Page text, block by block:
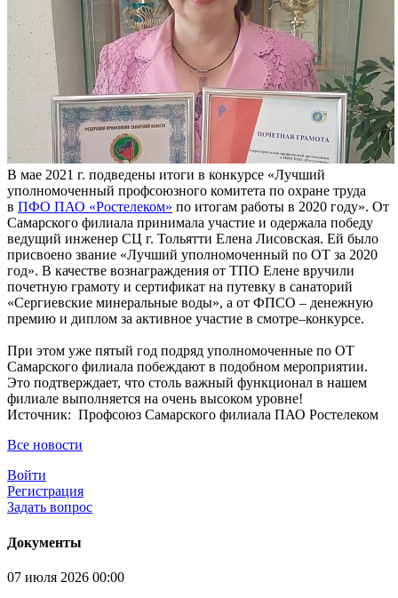
В мае 2021 г. подведены итоги в конкурсе «Лучший
уполномоченный профсоюзного комитета по охране труда
в ПФО ПАО «Ростелеком» по итогам работы в 2020 году». От
Самарского филиала принимала участие и одержала победу
ведущий инженер СЦ г. Тольятти Елена Лисовская. Ей было
присвоено звание «Лучший уполномоченный по ОТ за 2020
год». В качестве вознаграждения от ТПО Елене вручили
почетную грамоту и сертификат на путевку в санаторий
«Сергиевские минеральные воды», а от ФПСО – денежную
премию и диплом за активное участие в смотре–конкурсе.
При этом уже пятый год подряд уполномоченные по ОТ
Самарского филиала побеждают в подобном мероприятии.
Это подтверждает, что столь важный функционал в нашем
филиале выполняется на очень высоком уровне!
Источник: Профсоюз Самарского филиала ПАО Ростелеком
Все новости
Войти
Регистрация
Задать вопрос
Документы
07 июля 2026 00:00